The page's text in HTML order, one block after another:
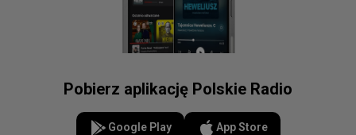
Pobierz aplikację Polskie Radio
Google Play App Store